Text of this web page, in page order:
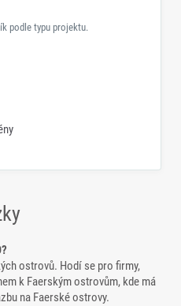
podle typu projektu.
ostrovů. Hodí se pro firmy,
k Faerským ostrovům, kde má
na Faerské ostrovy.